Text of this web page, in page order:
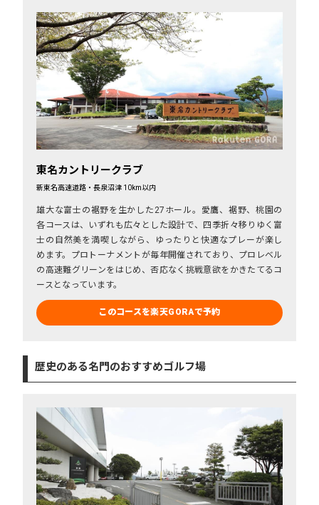
東名カントリークラブ
新東名高速道路・長泉沼津 10km以内
雄大な富士の裾野を生かした27ホール。愛鷹、裾野、桃園の
各コースは、いずれも広々とした設計で、四季折々移りゆく富
士の自然美を満喫しながら、ゆったりと快適なプレーが楽し
めます。プロトーナメントが毎年開催されており、プロレベル
の高速難グリーンをはじめ、否応なく挑戦意欲をかきたてるコ
ースとなっています。
このコースを楽天GORAで予約
歴史のある名門のおすすめゴルフ場